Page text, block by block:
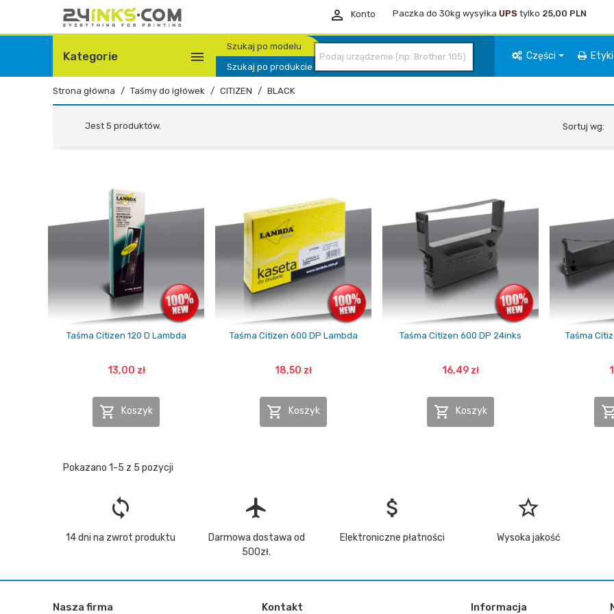
 Konto Paczka do 30kg wysyłka UPS tylko 25,00 PLN
Kategorie 
Szukaj po modelu
Szukaj po produkcie
Części
Strona główna Taśmy do igłówek CITIZEN BLACK
Jest 5 produktów. Sortuj wg:
Taśma Citizen 120 D Lambda
13,00 zł
 Koszyk
Taśma Citizen 600 DP Lambda
18,50 zł
 Koszyk
Taśma Citizen 600 DP 24inks
16,49 zł
 Koszyk
Taśma
Pokazano 1-5 z 5 pozycji
loop
14 dni na zwrot produktu
flight
Darmowa dostawa od
500zł.
attach_money
Elektroniczne płatności
star_border
Wysoka jakość
Nasza firma Kontakt Informacja